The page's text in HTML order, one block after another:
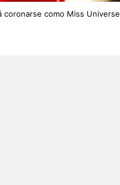
coronarse como Miss Universe